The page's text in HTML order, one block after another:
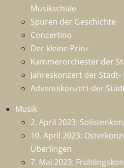
Musikschule
Spuren der Geschichte
Concertino
Der kleine Prinz
Kammerorchester der
Jahreskonzert der Stadt-
Adventskonzert der
Musik
2. April 2023:
10. April 2023:
Überlingen
7. Mai 2023: